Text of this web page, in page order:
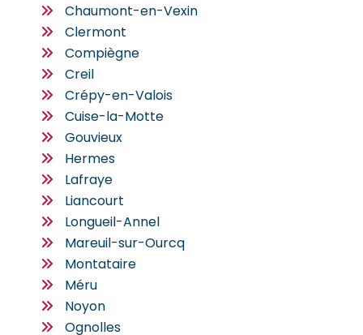
Chaumont-en-Vexin
Clermont
Compiègne
Creil
Crépy-en-Valois
Cuise-la-Motte
Gouvieux
Hermes
Lafraye
Liancourt
Longueil-Annel
Mareuil-sur-Ourcq
Montataire
Méru
Noyon
Ognolles